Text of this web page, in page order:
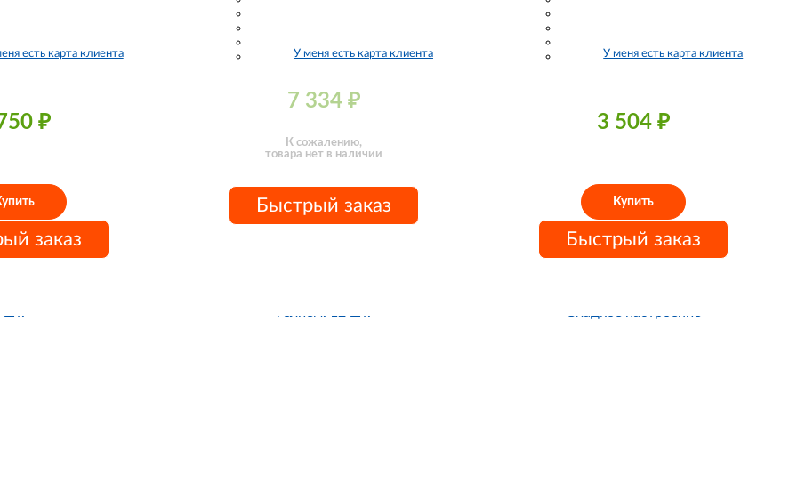
есть карта клиента
₽
заказ
У меня есть карта клиента
7 334 ₽
К сожалению,
товара нет в наличии
Быстрый заказ
У меня есть карта клиента
3 504₽
Купить
Быстрый заказ